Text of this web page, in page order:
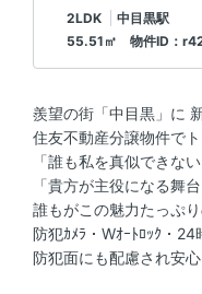
2LDK
中目黒駅
55.51㎡ 物件ID：
羨望の街「中目黒」に
住友不動産分譲物件で
「誰も私を真似できない
「貴方が主役になる舞
誰もがこの魅力たっぷ
防犯ｶﾒﾗ・Wｵｰﾄﾛｯｸ・24
防犯面にも配慮され安心